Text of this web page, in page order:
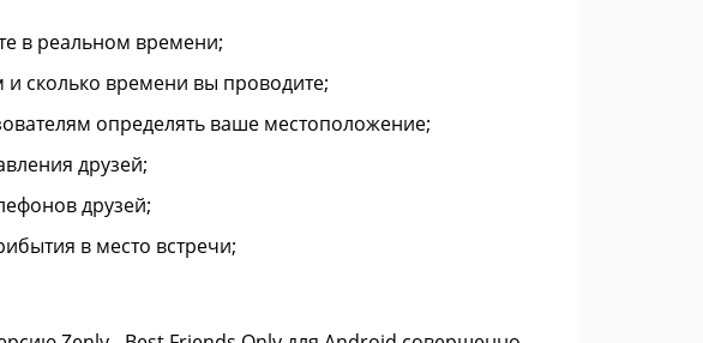
в реальном времени;
и сколько времени вы проводите;
определять ваше местоположение;
друзей;
друзей;
в место встречи;